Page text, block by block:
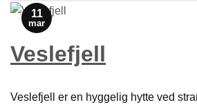
11
mar
Veslefjell
Veslefjell er en hyggelig hytte ved